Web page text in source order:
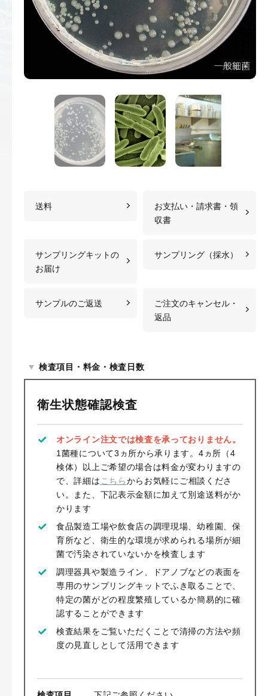
送料
お支払い・請求書・領
収書
サンプリングキットの
お届け
サンプリング（採水）
サンプルのご返送
ご注文のキャンセル・
返品
検査項目・料金・検査日数
衛生状態確認検査
オンライン注文では検査を承っておりません。
1菌種について3ヵ所から承ります。4ヵ所（4
検体）以上ご希望の場合は料金が変わりますの
で、詳細は こちらからお気軽にご相談くださ
い。また、下記表示金額に加えて別途送料がか
かります
食品製造工場や飲食店の調理現場、幼稚園、保
育所など、衛生的な環境が求められる場所が細
菌で汚染されていないかを検査します
調理器具や製造ライン、ドアノブなどの表面を
専用のサンプリングキットでふき取ることで、
特定の菌がどの程度繁殖しているか簡易的に確
認することができます
検査結果をご覧いただくことで清掃の方法や頻
度の見直しとして活用できます